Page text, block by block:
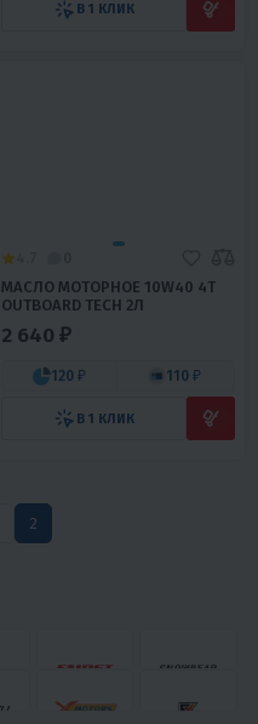
В 1 КЛИК
МАСЛО МОТОРНОЕ 10W40 4Т
OUTBOARD TECH 2Л
2 640 ₽
120 ₽ 110 ₽
В 1 КЛИК
2